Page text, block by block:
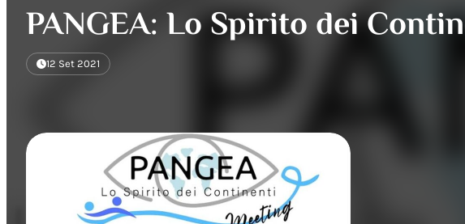
PANGEA: Lo Spirito dei
12 Set 2021